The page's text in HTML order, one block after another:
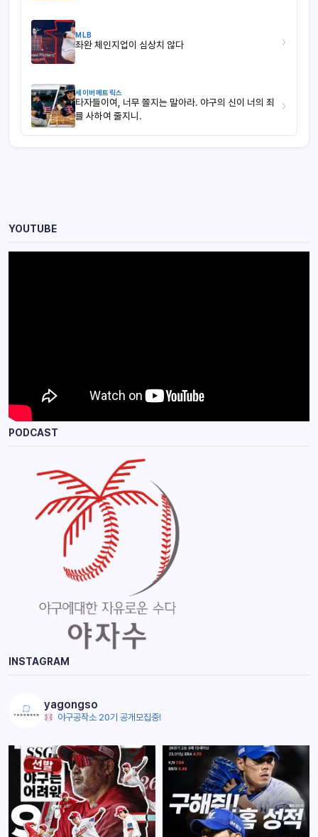
MLB
좌완 체인지업이 심상치 않다 ›
세이버메트릭스
타자들이여, 너무 쫄지는 말아라. 야구의 신이 너의 죄
를 사하여 줄지니.
›
YOUTUBE
PODCAST
INSTAGRAM
yagongso
야구공작소 20기 공개모집중!